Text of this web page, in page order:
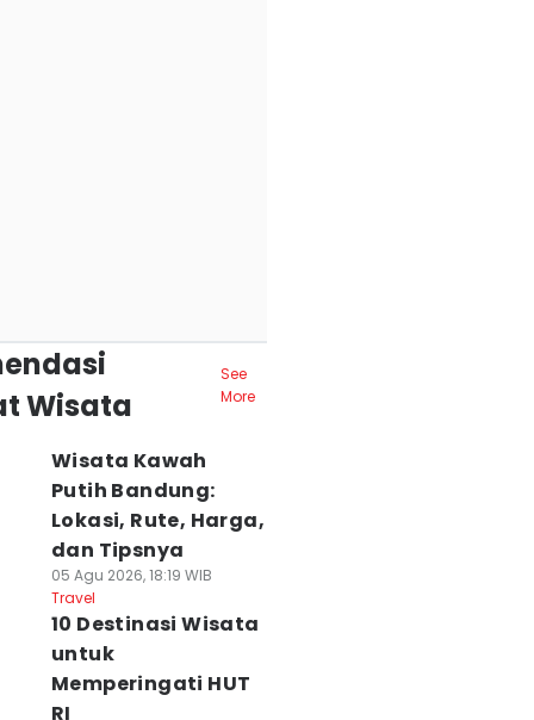
Wisata
See
More
Wisata Kawah
Putih Bandung:
Lokasi, Rute, Harga,
dan Tipsnya
05 Agu 2026, 18:19 WIB
Travel
10 Destinasi Wisata
untuk
Memperingati HUT
RI